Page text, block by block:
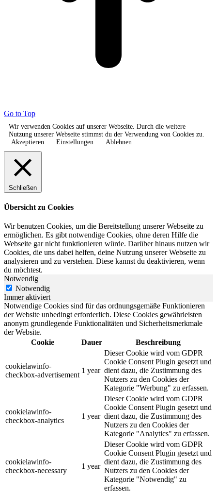
Go to Top
Wir verwenden Cookies auf unserer Webseite. Durch die weitere
Nutzung unserer Webseite stimmst du der Verwendung von Cookies zu.
Akzeptieren
Einstellungen Ablehnen
Schließen
Übersicht zu Cookies
Wir benutzen Cookies, um die Bereitstellung unserer Webseite zu
ermöglichen. Es gibt notwendige Cookies, ohne deren Hilfe die
Webseite gar nicht funktionieren würde. Darüber hinaus nutzen wir
Cookies, die uns dabei helfen, deine Nutzung unserer Webseite zu
analysieren und zu verstehen. Diese kannst du deaktivieren, wenn
du möchtest.
Notwendig
Notwendig
Immer aktiviert
Notwendige Cookies sind für das ordnungsgemäße Funktionieren
der Website unbedingt erforderlich. Diese Cookies gewährleisten
anonym grundlegende Funktionalitäten und Sicherheitsmerkmale
der Website.
Cookie
Dauer Beschreibung
cookielawinfo-
checkbox-advertisement
1 year
Dieser Cookie wird vom GDPR
Cookie Consent Plugin gesetzt und
dient dazu, die Zustimmung des
Nutzers zu den Cookies der
Kategorie "Werbung" zu erfassen.
cookielawinfo-
checkbox-analytics
1 year
Dieser Cookie wird vom GDPR
Cookie Consent Plugin gesetzt und
dient dazu, die Zustimmung des
Nutzers zu den Cookies der
Kategorie "Analytics" zu erfassen.
cookielawinfo-
checkbox-necessary
1 year
Dieser Cookie wird vom GDPR
Cookie Consent Plugin gesetzt und
dient dazu, die Zustimmung des
Nutzers zu den Cookies der
Kategorie "Notwendig" zu
erfassen.